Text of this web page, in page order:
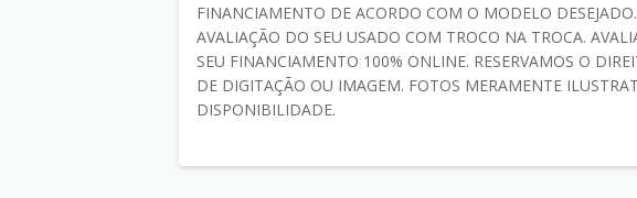
FINANCIAMENTO DE ACORDO COM O MODELO
AVALIAÇÃO DO SEU USADO COM TROCO NA TROCA.
SEU FINANCIAMENTO 100% ONLINE. RESERVAMOS O
DE DIGITAÇÃO OU IMAGEM. FOTOS MERAMENTE
DISPONIBILIDADE.